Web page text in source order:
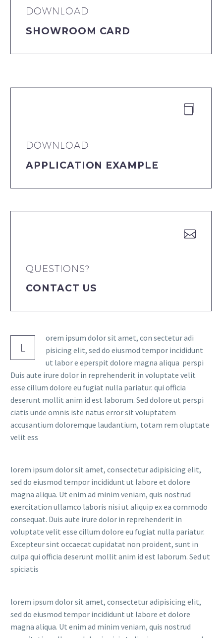
DOWNLOAD
SHOWROOM CARD


DOWNLOAD
APPLICATION EXAMPLE


QUESTIONS?
CONTACT US
L
orem ipsum dolor sit amet, con sectetur adi
pisicing elit, sed do eiusmod tempor incididunt
ut labor e eperspit dolore magna aliqua perspi
Duis aute irure dolor in reprehenderit in voluptate velit
esse cillum dolore eu fugiat nulla pariatur. qui officia
deserunt mollit anim id est laborum. Sed dolore ut perspi
ciatis unde omnis iste natus error sit voluptatem
accusantium doloremque laudantium, totam rem oluptate
velit ess
lorem ipsum dolor sit amet, consectetur adipisicing elit,
sed do eiusmod tempor incididunt ut labore et dolore
magna aliqua. Ut enim ad minim veniam, quis nostrud
exercitation ullamco laboris nisi ut aliquip ex ea commodo
consequat. Duis aute irure dolor in reprehenderit in
voluptate velit esse cillum dolore eu fugiat nulla pariatur.
Excepteur sint occaecat cupidatat non proident, sunt in
culpa qui officia deserunt mollit anim id est laborum. Sed ut
spiciatis
lorem ipsum dolor sit amet, consectetur adipisicing elit,
sed do eiusmod tempor incididunt ut labore et dolore
magna aliqua. Ut enim ad minim veniam, quis nostrud